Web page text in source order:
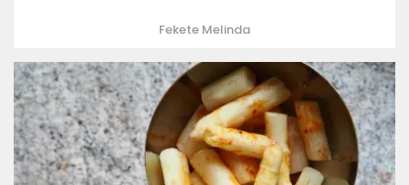
Fekete Melinda